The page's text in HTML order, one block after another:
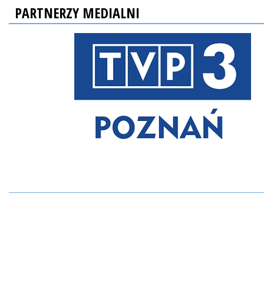
PARTNERZY MEDIALNI